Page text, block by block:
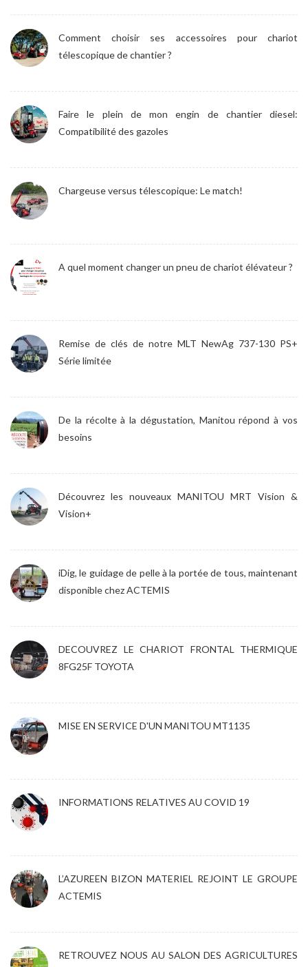
Comment choisir ses accessoires pour chariot
télescopique de chantier ?
Faire le plein de mon engin de chantier diesel:
Compatibilité des gazoles
Chargeuse versus télescopique: Le match!
A quel moment changer un pneu de chariot élévateur ?
Remise de clés de notre MLT NewAg 737-130 PS+
Série limitée
De la récolte à la dégustation, Manitou répond à vos
besoins
Découvrez les nouveaux MANITOU MRT Vision &
Vision+
iDig, le guidage de pelle à la portée de tous, maintenant
disponible chez ACTEMIS
DECOUVREZ LE CHARIOT FRONTAL THERMIQUE
8FG25F TOYOTA
MISE EN SERVICE D'UN MANITOU MT1135
INFORMATIONS RELATIVES AU COVID 19
L’AZUREEN BIZON MATERIEL REJOINT LE GROUPE
ACTEMIS
RETROUVEZ NOUS AU SALON DES AGRICULTURES